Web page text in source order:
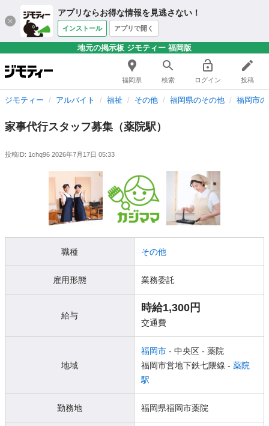
アプリならお得な情報を見逃さない！
インストール アプリで開く
地元の掲示板 ジモティー 福岡版
福岡県 検索 ログイン 投稿
ジモティー アルバイト 福祉 その他 福岡県のその他 福岡市
家事代行スタッフ募集（薬院駅）
投稿ID: 1chq96 2026年7月17日 05:33
職種 その他
雇用形態 業務委託
給与
時給1,300円
交通費
地域
福岡市 - 中央区 - 薬院
福岡市営地下鉄七隈線 - 薬院
駅
勤務地 福岡県福岡市薬院